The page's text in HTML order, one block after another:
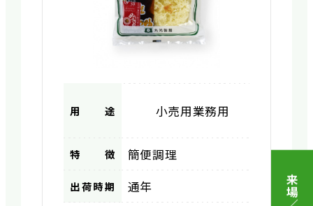
用途 小売用業務用
特徴 簡便調理
出荷時期 通年